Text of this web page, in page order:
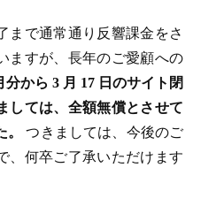
まで通常通り反響課金をさ
ますが、長年のご愛顧への
分から 3 月 17 日のサイト閉
しては、全額無償とさせて
。つきましては、今後のご
、何卒ご了承いただけます